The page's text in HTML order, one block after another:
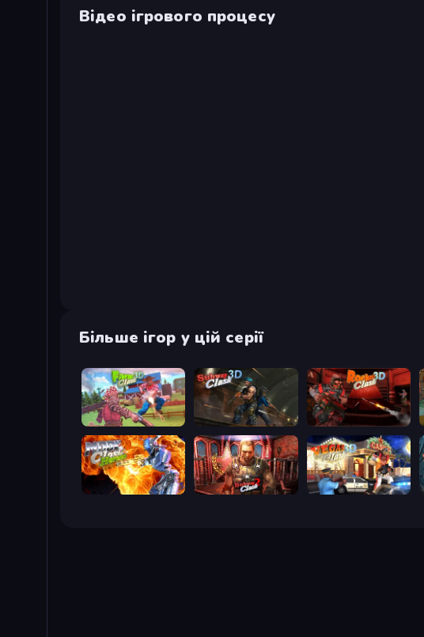
Відео ігрового процесу
Більше ігор у цій серії
Farm Clash 3D Subway Clash Remastered Rocket Clash 3D
Moon Clash Heroes Subway Clash 2 Vegas Clash 3D